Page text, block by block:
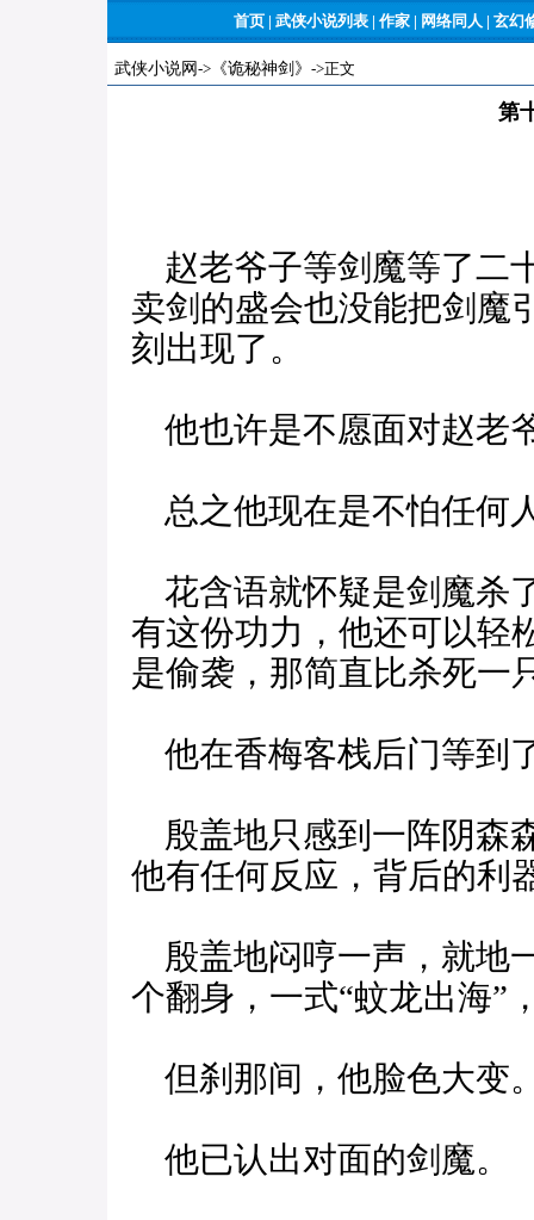
首页 | 武侠小说列表 | 作家 | 网络同人 | 玄幻
武侠小说网 -> 《诡秘神剑》 ->正文
第
赵老爷子等剑魔等了二
卖剑的盛会也没能把剑魔
刻出现了。
他也许是不愿面对赵老
总之他现在是不怕任何
花含语就怀疑是剑魔杀
有这份功力，他还可以轻
是偷袭，那简直比杀死一
他在香梅客栈后门等到
殷盖地只感到一阵阴森
他有任何反应，背后的利
殷盖地闷哼一声，就地
个翻身，一式“蚊龙出海”
但刹那间，他脸色大变
他已认出对面的剑魔。